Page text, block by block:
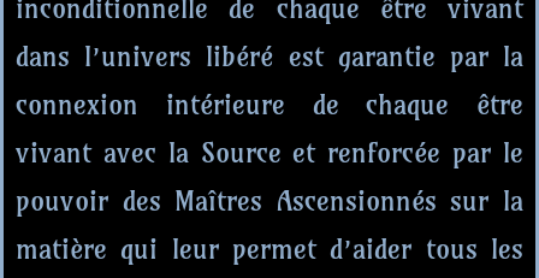
inconditionnelle de chaque être vivant
dans l’univers libéré est garantie par la
connexion intérieure de chaque être
vivant avec la Source et renforcée par le
pouvoir des Maîtres Ascensionnés sur la
matière qui leur permet d’aider tous les